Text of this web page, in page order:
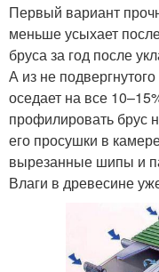
Первый вариант
меньше усыхает
бруса за год после
А из не
оседает на все
профилировать брус
его просушки в
вырезанные шипы и
Влаги в древесине